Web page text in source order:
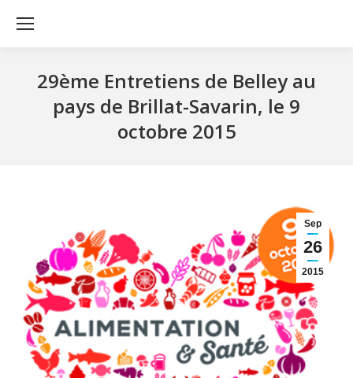
29ème Entretiens de Belley au
pays de Brillat-Savarin, le 9
octobre 2015
Sep
26
2015